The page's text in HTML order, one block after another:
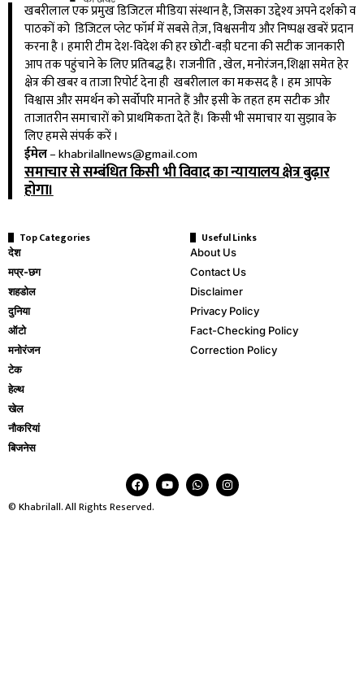
खबरीलाल एक प्रमुख डिजिटल मीडिया संस्थान है, जिसका उद्देश्य अपने दर्शको व
पाठकों को डिजिटल प्लेट फॉर्म में सबसे तेज़, विश्वसनीय और निष्पक्ष खबरें प्रदान
करना है । हमारी टीम देश-विदेश की हर छोटी-बड़ी घटना की सटीक जानकारी
आप तक पहुंचाने के लिए प्रतिबद्ध है। राजनीति , खेल, मनोरंजन,शिक्षा समेत हेर
क्षेत्र की खबर व ताजा रिपोर्ट देना ही खबरीलाल का मकसद है । हम आपके
विश्वास और समर्थन को सर्वोपरि मानते हैं और इसी के तहत हम सटीक और
ताजातरीन समाचारों को प्राथमिकता देते हैं। किसी भी समाचार या सुझाव के
लिए हमसे संपर्क करें ।
ईमेल–khabrilallnews@gmail.com
समाचार से सम्बंधित किसी भी विवाद का न्यायालय क्षेत्र बुढ़ार
होगा।
Top Categories
देश
मप्र-छग
शहडोल
दुनिया
ऑटो
मनोरंजन
टेक
हेल्थ
खेल
नौकरियां
बिजनेस
Useful Links
About Us
Contact Us
Disclaimer
Privacy Policy
Fact-Checking Policy
Correction Policy
© Khabrilall. All Rights Reserved.